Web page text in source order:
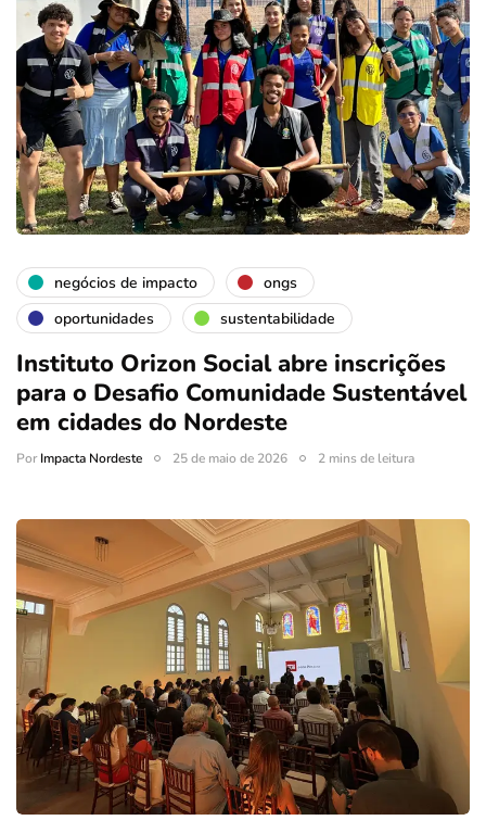
negócios de impacto
ongs
oportunidades
sustentabilidade
Instituto Orizon Social abre inscrições
para o Desafio Comunidade Sustentável
em cidades do Nordeste
PorImpacta Nordeste 25 de maio de 2026 2 mins de leitura